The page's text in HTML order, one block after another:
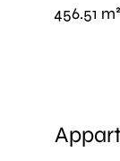
456.51